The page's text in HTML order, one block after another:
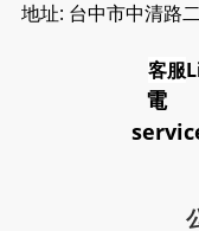
地址: 台中市中清路
客服
電